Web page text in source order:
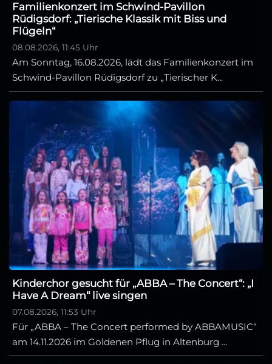
Familienkonzert im Schwind-Pavillon
Rüdigsdorf: „Tierische Klassik mit Biss und
Flügeln“
08.08.2026, 11:45 Uhr
Am Sonntag, 16.08.2026, lädt das Familienkonzert im
Schwind-Pavillon Rüdigsdorf zu „Tierischer K...
Kinderchor gesucht für „ABBA – The Concert“: „I
Have A Dream“ live singen
07.08.2026, 11:53 Uhr
Für „ABBA – The Concert performed by ABBAMUSIC“
am 14.11.2026 im Goldenen Pflug in Altenburg ...